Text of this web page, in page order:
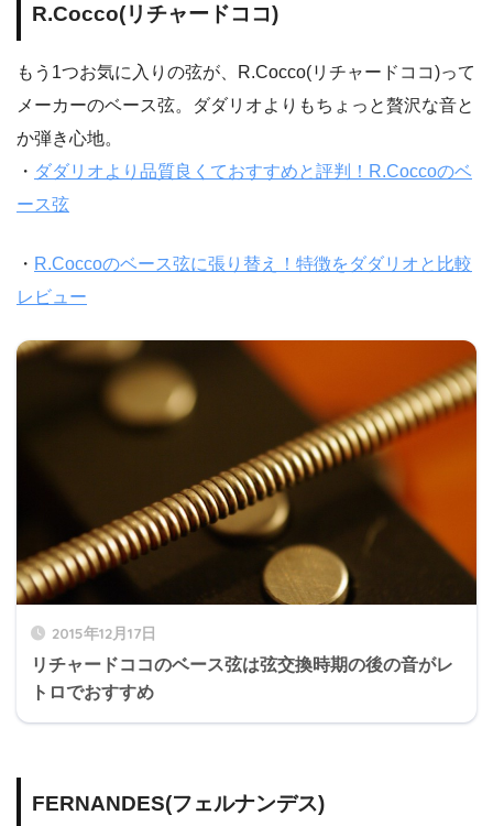
R.Cocco(リチャードココ)
もう1つお気に入りの弦が、R.Cocco(リチャードココ)って
メーカーのベース弦。ダダリオよりもちょっと贅沢な音と
か弾き心地。
・ ダダリオより品質良くておすすめと評判！R.Coccoのベ
ース弦
・ R.Coccoのベース弦に張り替え！特徴をダダリオと比較
レビュー
2015年12月17日
リチャードココのベース弦は弦交換時期の後の音がレ
トロでおすすめ
FERNANDES(フェルナンデス)